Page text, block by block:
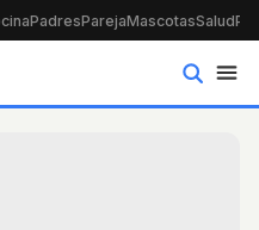
PadresParejaMascotasSalud